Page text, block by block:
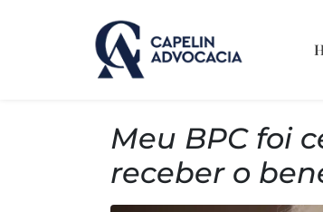
Meu BPC foi
receber o